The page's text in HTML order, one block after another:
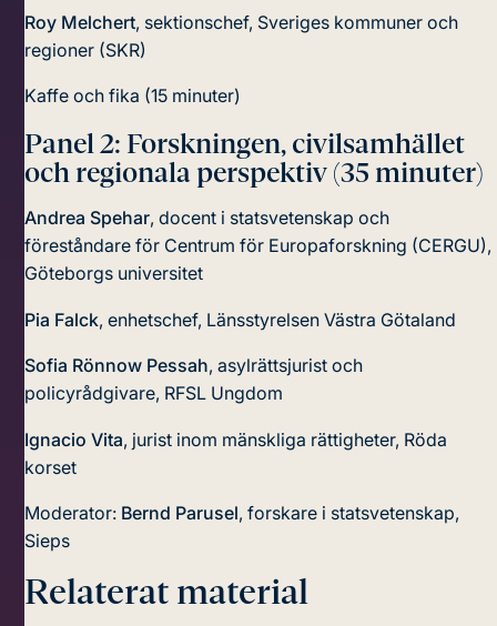
Roy Melchert, sektionschef, Sveriges kommuner och
regioner (SKR)
Kaffe och fika (15 minuter)
Panel 2: Forskningen, civilsamhället
och regionala perspektiv (35 minuter)
Andrea Spehar, docent i statsvetenskap och
föreståndare för Centrum för Europaforskning (CERGU),
Göteborgs universitet
Pia Falck, enhetschef, Länsstyrelsen Västra Götaland
Sofia Rönnow Pessah, asylrättsjurist och
policyrådgivare, RFSL Ungdom
Ignacio Vita, jurist inom mänskliga rättigheter, Röda
korset
Moderator: Bernd Parusel, forskare i statsvetenskap,
Sieps
Relaterat material